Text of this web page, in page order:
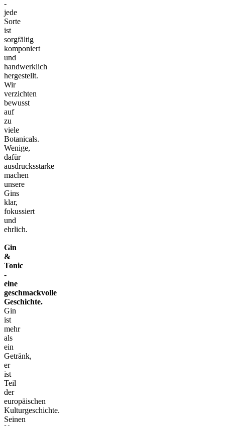
-
jede
Sorte
ist
sorgfältig
komponiert
und
handwerklich
hergestellt.
Wir
verzichten
bewusst
auf
zu
viele
Botanicals.
Wenige,
dafür
ausdrucksstarke
machen
unsere
Gins
klar,
fokussiert
und
ehrlich.
Gin
&
Tonic
-
eine
geschmackvolle
Geschichte.
Gin
ist
mehr
als
ein
Getränk,
er
ist
Teil
der
europäischen
Kulturgeschichte.
Seinen